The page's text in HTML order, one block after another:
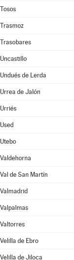
Tosos
Trasmoz
Trasobares
Uncastillo
Undués de Lerda
Urrea de Jalón
Urriés
Used
Utebo
Valdehorna
Val de San Martín
Valmadrid
Valpalmas
Valtorres
Velilla de Ebro
Velilla de Jiloca